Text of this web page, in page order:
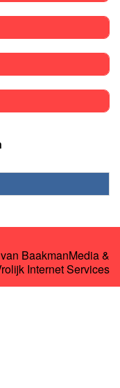
BaakmanMedia&
Internet Services